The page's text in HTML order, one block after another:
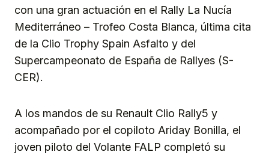
con una gran actuación en el Rally La Nucía
Mediterráneo – Trofeo Costa Blanca, última cita
de la Clio Trophy Spain Asfalto y del
Supercampeonato de España de Rallyes (S-
CER).
A los mandos de su Renault Clio Rally5 y
acompañado por el copiloto Ariday Bonilla, el
joven piloto del Volante FALP completó su